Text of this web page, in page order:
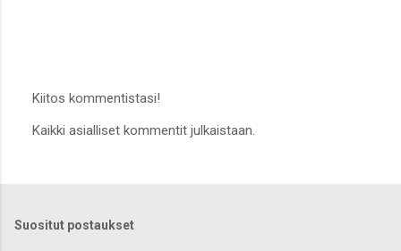
ä
o
Kiitos kommentistasi!
Kaikki asialliset kommentit julkaistaan.
Suositut postaukset